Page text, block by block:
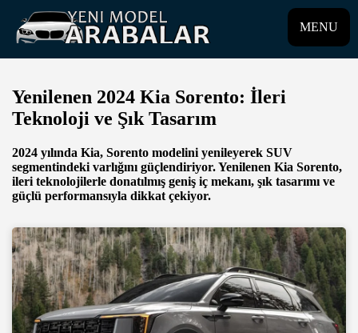
MENU
Yenilenen 2024 Kia Sorento: İleri
Teknoloji ve Şık Tasarım
2024 yılında Kia, Sorento modelini yenileyerek SUV
segmentindeki varlığını güçlendiriyor. Yenilenen Kia Sorento,
ileri teknolojilerle donatılmış geniş iç mekanı, şık tasarımı ve
güçlü performansıyla dikkat çekiyor.